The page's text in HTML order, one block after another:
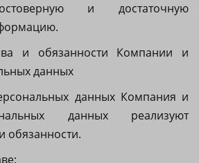
и достаточную
и обязанности Компании и
данных
данных Компания и
данных реализуют
обязанности.